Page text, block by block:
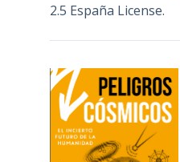
2.5 España License.